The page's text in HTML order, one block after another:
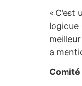
«
logique
a